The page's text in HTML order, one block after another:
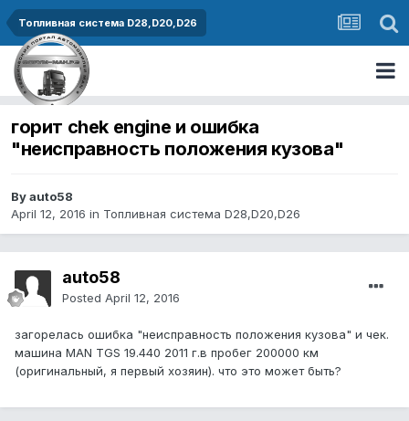
Топливная система D28,D20,D26
горит chek engine и ошибка
"неисправность положения кузова"
By auto58
April 12, 2016 in Топливная система D28,D20,D26
auto58
Posted April 12, 2016
загорелась ошибка "неисправность положения кузова" и чек.
машина MAN TGS 19.440 2011 г.в пробег 200000 км
(оригинальный, я первый хозяин). что это может быть?